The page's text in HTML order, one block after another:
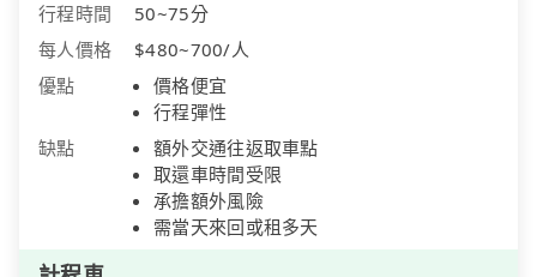
行程時間
50~75分
每人價格
$480~700/人
優點
價格便宜
行程彈性
缺點
額外交通往返取車點
取還車時間受限
承擔額外風險
需當天來回或租多天